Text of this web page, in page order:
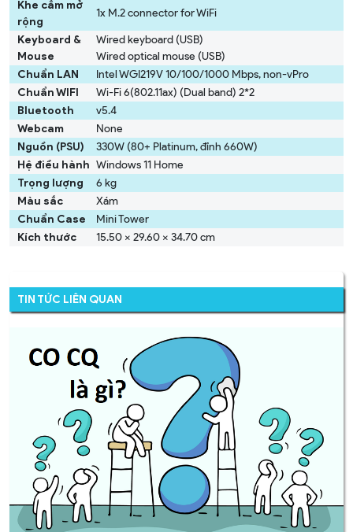
Khe cắm mở
rộng
1x M.2 connector for WiFi
Keyboard &
Mouse
Wired keyboard (USB)
Wired optical mouse (USB)
Chuẩn LAN
Intel WGI219V 10/100/1000 Mbps, non-vPro
Chuẩn WIFI
Wi-Fi 6(802.11ax) (Dual band) 2*2
Bluetooth
v5.4
Webcam
None
Nguồn (PSU)
330W (80+ Platinum, đỉnh 660W)
Hệ điều hành Windows 11 Home
Trọng lượng
6 kg
Màu sắc
Xám
Chuẩn Case
Mini Tower
Kích thước
15.50 x 29.60 x 34.70 cm
TIN TỨC LIÊN QUAN